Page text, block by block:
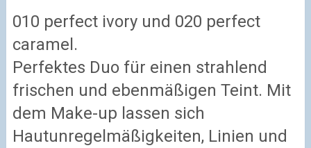
010 perfect ivory und 020 perfect
caramel.
Perfektes Duo für einen strahlend
frischen und ebenmäßigen Teint. Mit
dem Make-up lassen sich
Hautunregelmäßigkeiten, Linien und